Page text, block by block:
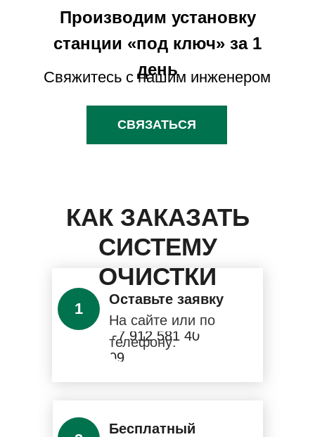
Свяжитесь с нашим инженером
Производим установку
станции «под ключ» за 1
день
СВЯЗАТЬСЯ
Бесплатный
Оставьте заявку
1
+7 912 581 40
09
На сайте или по
телефону:
КАК ЗАКАЗАТЬ
СИСТЕМУ
ОЧИСТКИ